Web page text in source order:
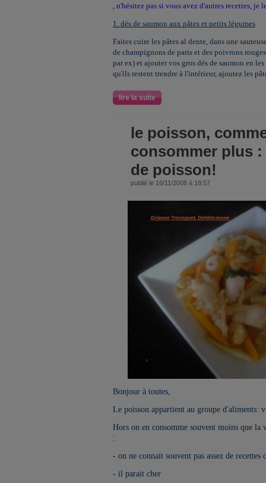
, n'hésitez pas si vous avez d'autres recettes, je
1. dés de saumon aux pâtes et petits légumes
Faites cuire les pâtes al dente, dans une
de champignons de paris et des poivrons
par ex) et ajouter vos gros dés de saumon en
qu'ils restent trendre à l'intérieur, ajoutez les
lire la suite
le poisson,
consommer plus
de poisson!
publié le 16/11/2008 à 18:57
Bonjour à toutes,
Le poisson appartient au groupe d'aliments:
Hors on en consomme souvent moins que la
:
- on ne connait souvent pas assez de recettes
- il parait cher